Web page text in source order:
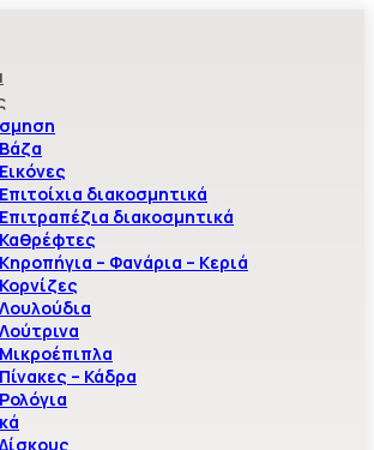
Βάζα
Εικόνες
Επιτοίχια διακοσμητικά
Επιτραπέζια διακοσμητικά
Καθρέφτες
Κηροπήγια – Φανάρια – Κεριά
Κορνίζες
Λουλούδια
Λούτρινα
Μικροέπιπλα
Πίνακες – Κάδρα
Ρολόγια
Δίσκους